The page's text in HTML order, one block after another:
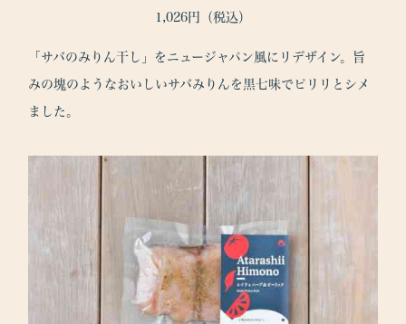
1,026円（税込）
「サバのみりん干し」をニュージャパン風にリデザイン。旨
みの塊のようなおいしいサバみりんを黒七味でピリリとシメ
ました。